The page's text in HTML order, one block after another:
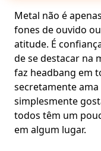
Metal não é
fones de ouvido
atitude. É
de se destacar na
faz headbang em
secretamente ama
simplesmente
todos têm um
em algum lugar.